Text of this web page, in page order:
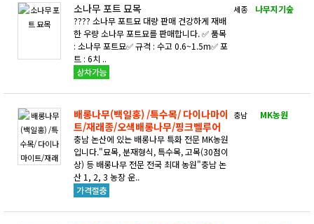
소나무 포트 묘목
???? 소나무 포트묘 대량 판매 건강하게 재배
한 우량 소나무 포트묘를 판매합니다. ✅ 품목
: 소나무 포트묘✅ 규격 : 수고 0.6~1.5m✅ 포
트 : 6치 ..
세종 나무지기숲
배롱나무(백일홍) /특수목/ 다이나마이
트/재래종/오색배롱나무/핑크벨루어
충남 논산에 있는 배롱나무 특화 전문 MK농원
입니다."묘목, 분재형식, 특수목, 고목(30점이
상) 등 배롱나무 전문 전국 최대 농원"충남 논
산 1, 2, 3 농장 운..
충남 MK농원